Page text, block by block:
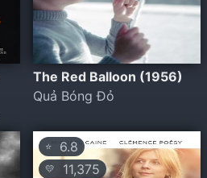
The Red Balloon (1956)
Quả Bóng Đỏ
⭐ 6.8
💛 11,375